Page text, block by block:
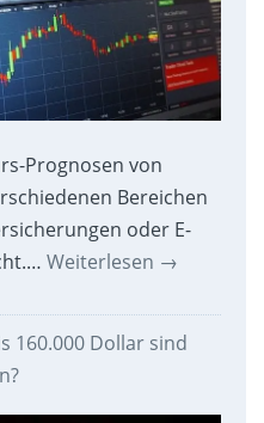
Prognosen von
Bereichen
oder E-
Weiterlesen →
160.000 Dollar sind